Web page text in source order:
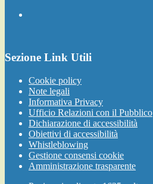
Sezione Link Utili
Cookie policy
Note legali
Informativa Privacy
Ufficio Relazioni con il Pubblico
Dichiarazione di accessibilità
Obiettivi di accessibilità
Whistleblowing
Gestione consensi cookie
Amministrazione trasparente